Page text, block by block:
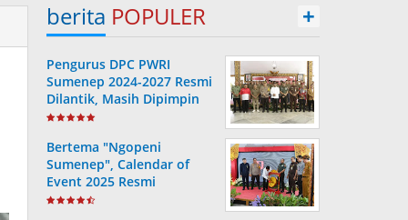
berita POPULER +
Pengurus DPC PWRI
Sumenep 2024-2027 Resmi
Dilantik, Masih Dipimpin
Rusydiyono
Bertema "Ngopeni
Sumenep", Calendar of
Event 2025 Resmi
Diluncurkan